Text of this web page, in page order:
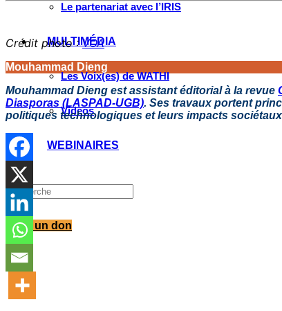
Le partenariat avec l’IRIS
MULTIMÉDIA
Les Voix(es) de WATHI
Videos
WEBINAIRES
Faire un don
Crédit photo :VOA
Mouhammad Dieng
Mouhammad Dieng est assistant éditorial à la revue
Diasporas (LASPAD-UGB). Ses travaux portent
politiques technologiques et leurs impacts